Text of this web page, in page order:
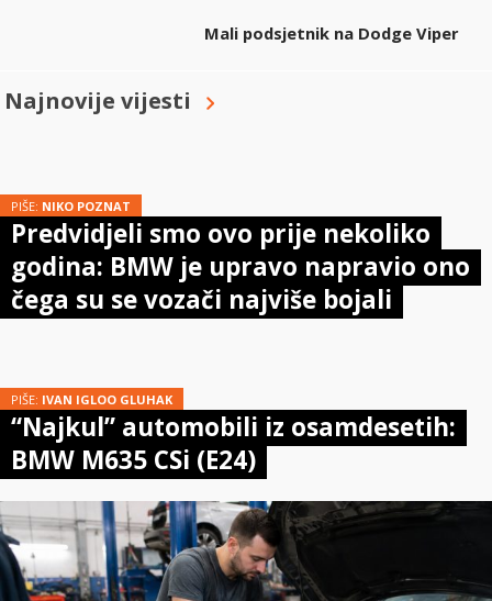
Mali podsjetnik na Dodge Viper
Najnovije vijesti
PIŠE: NIKO POZNAT
Predvidjeli smo ovo prije nekoliko
godina: BMW je upravo napravio ono
čega su se vozači najviše bojali
PIŠE: IVAN IGLOO GLUHAK
“Najkul” automobili iz osamdesetih:
BMW M635 CSi (E24)